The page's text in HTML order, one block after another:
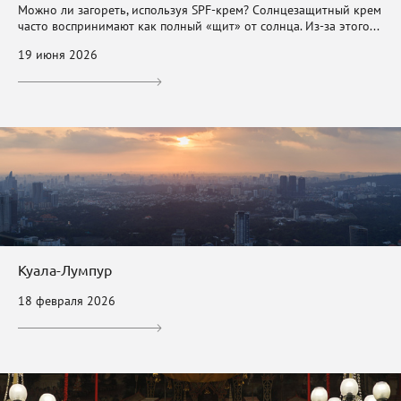
Можно ли загореть, используя SPF-крем? Солнцезащитный крем
часто воспринимают как полный «щит» от солнца. Из-за этого...
19 июня 2026
Куала-Лумпур
18 февраля 2026